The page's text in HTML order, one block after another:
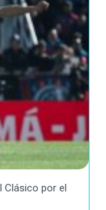
Clásico por el